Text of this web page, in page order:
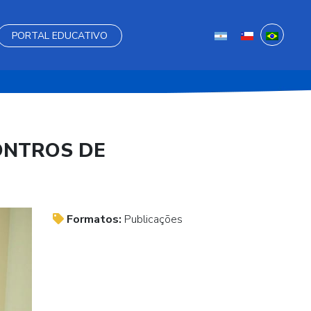
PORTAL EDUCATIVO
DE
Formatos: Publicações